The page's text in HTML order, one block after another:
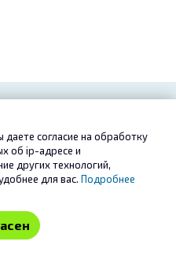
согласие на обработку
об ip-адресе и
других технологий,
для вас. Подробнее